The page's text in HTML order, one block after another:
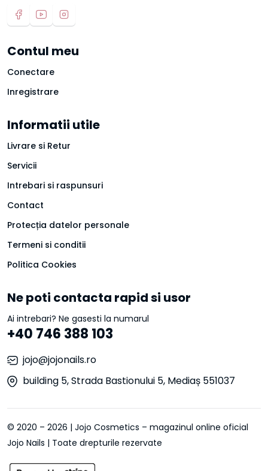
Contul meu
Conectare
Inregistrare
Informatii utile
Livrare si Retur
Servicii
Intrebari si raspunsuri
Contact
Protecția datelor personale
Termeni si conditii
Politica Cookies
Ne poti contacta rapid si usor
Ai intrebari? Ne gasesti la numarul
+40 746 388 103
jojo@jojonails.ro
building 5, Strada Bastionului 5, Mediaș 551037
© 2020 – 2026 | Jojo Cosmetics – magazinul online oficial
Jojo Nails | Toate drepturile rezervate